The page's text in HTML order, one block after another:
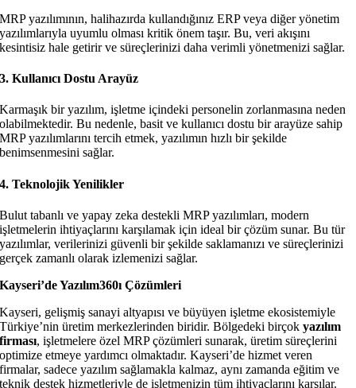
MRP yazılımının, halihazırda kullandığınız ERP veya diğer yönetim
yazılımlarıyla uyumlu olması kritik önem taşır. Bu, veri akışını
kesintisiz hale getirir ve süreçlerinizi daha verimli yönetmenizi sağlar.
3. Kullanıcı Dostu Arayüz
Karmaşık bir yazılım, işletme içindeki personelin zorlanmasına neden
olabilmektedir. Bu nedenle, basit ve kullanıcı dostu bir arayüze sahip
MRP yazılımlarını tercih etmek, yazılımın hızlı bir şekilde
benimsenmesini sağlar.
4. Teknolojik Yenilikler
Bulut tabanlı ve yapay zeka destekli MRP yazılımları, modern
işletmelerin ihtiyaçlarını karşılamak için ideal bir çözüm sunar. Bu tür
yazılımlar, verilerinizi güvenli bir şekilde saklamanızı ve süreçlerinizi
gerçek zamanlı olarak izlemenizi sağlar.
Kayseri’de Yazılım360ı Çözümleri
Kayseri, gelişmiş sanayi altyapısı ve büyüyen işletme ekosistemiyle
Türkiye’nin üretim merkezlerinden biridir. Bölgedeki birçokyazılım
firması, işletmelere özel MRP çözümleri sunarak, üretim süreçlerini
optimize etmeye yardımcı olmaktadır. Kayseri’de hizmet veren
firmalar, sadece yazılım sağlamakla kalmaz, aynı zamanda eğitim ve
teknik destek hizmetleriyle de işletmenizin tüm ihtiyaçlarını karşılar.